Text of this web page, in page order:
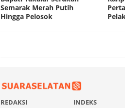
Semarak Merah Putih
Hingga Pelosok
REDAKSI INDEKS